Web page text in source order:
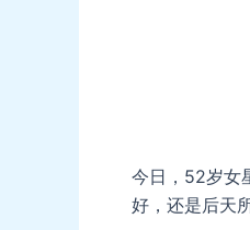
今日，52岁女
好，还是后天